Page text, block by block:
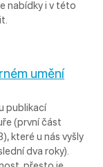
nabídky i v této
umění
publikací
(první část
které u nás vyšly
dva roky).